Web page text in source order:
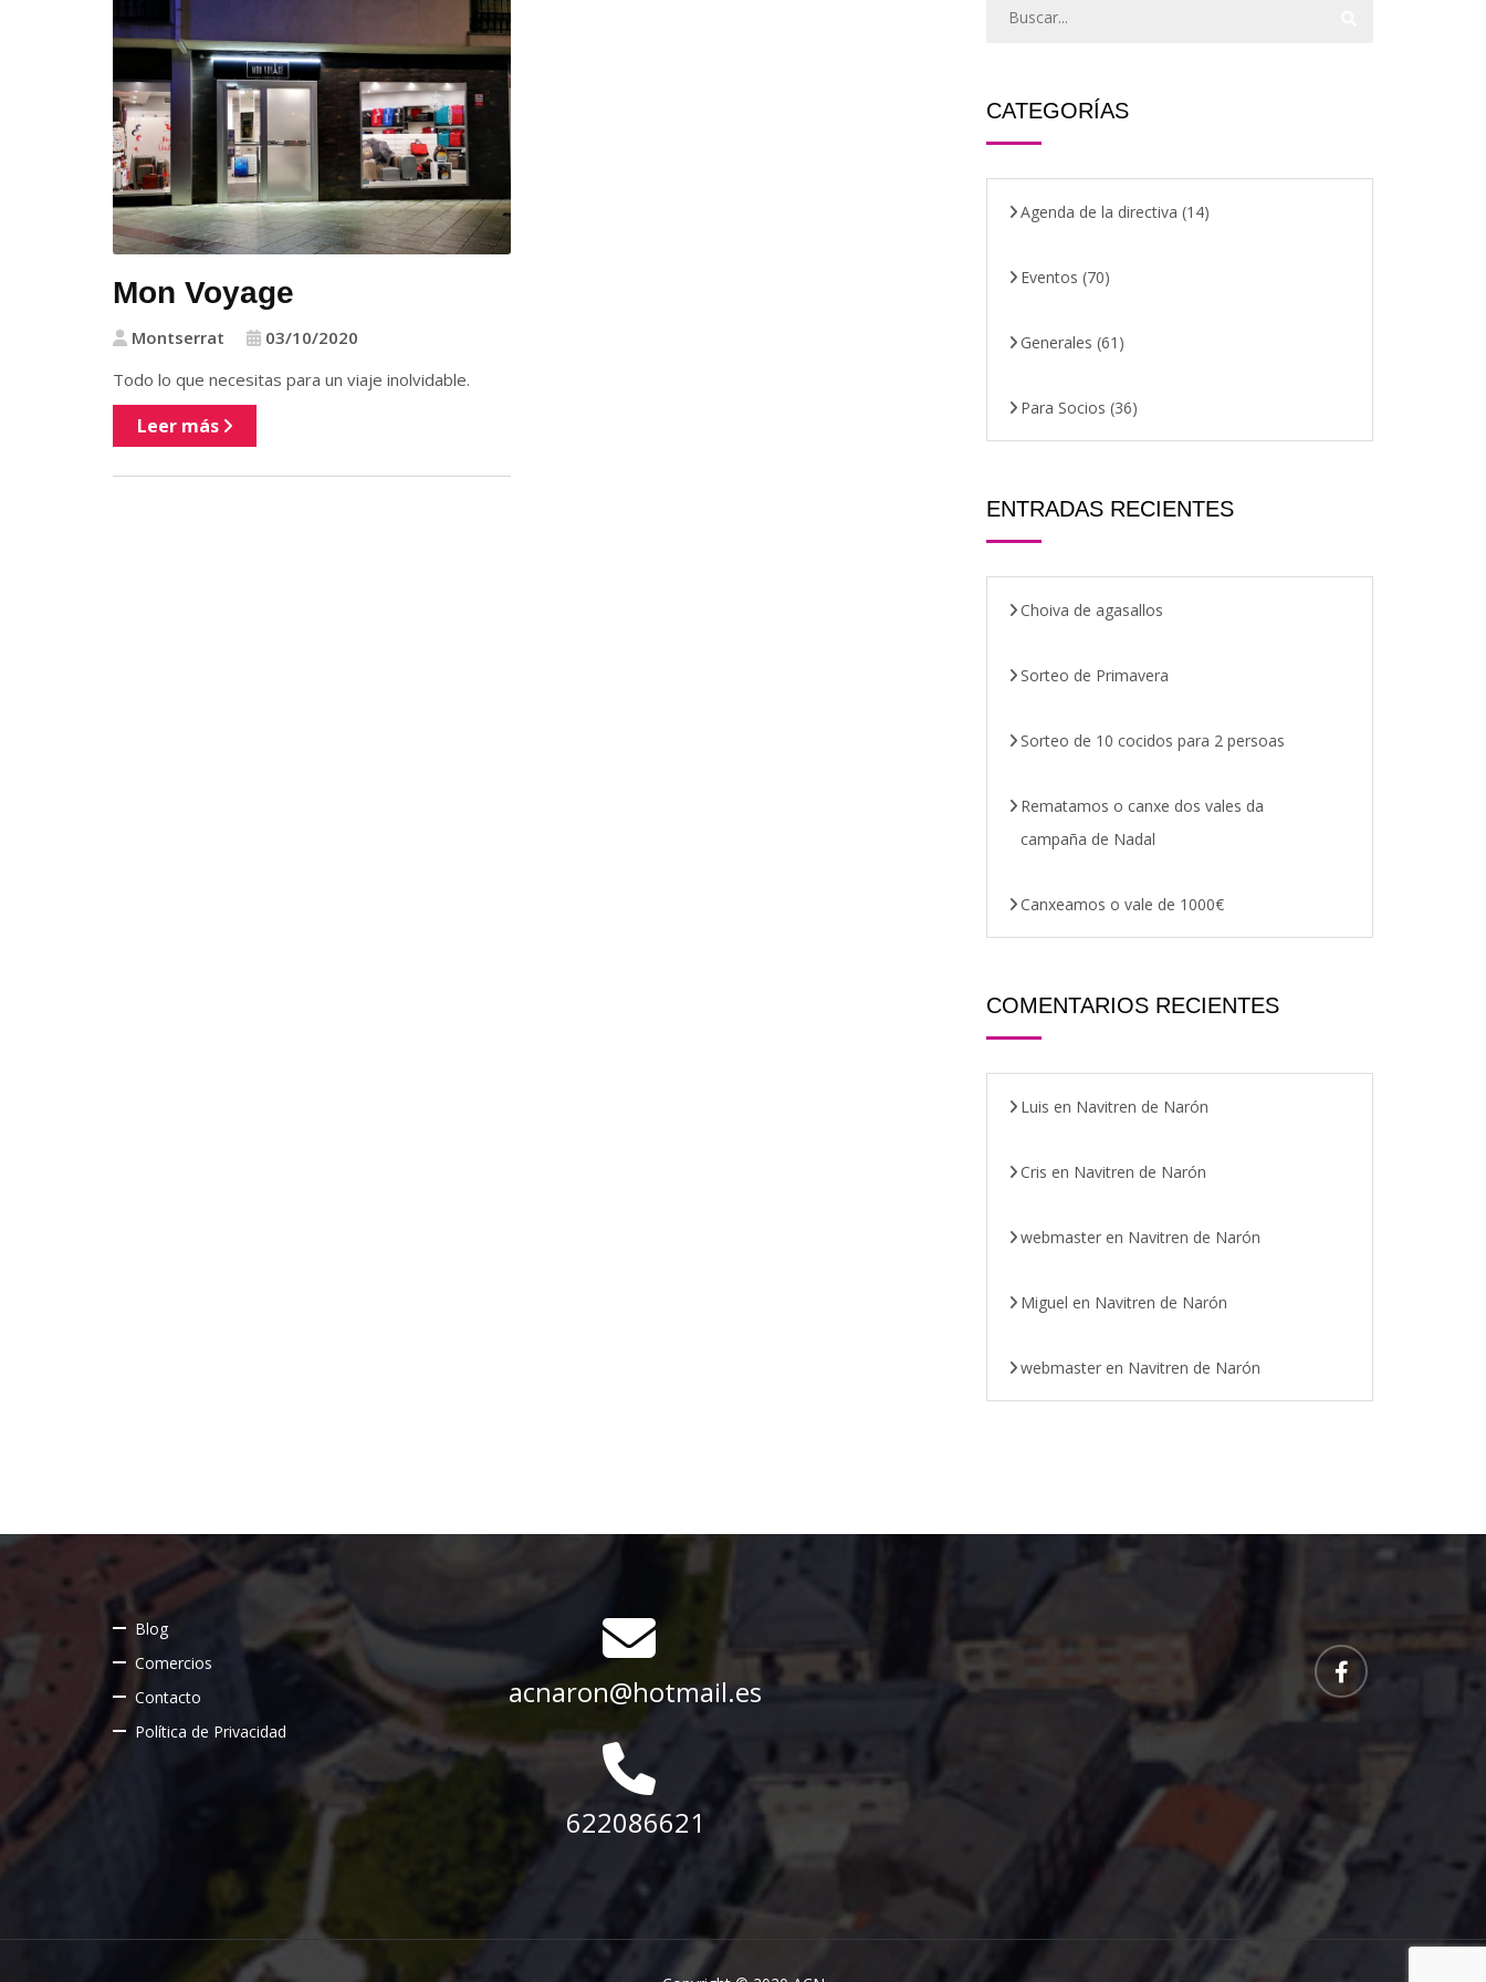
Mon Voyage
Montserrat
03/10/2020
Todo lo que necesitas para un viaje inolvidable.
Leer más
CATEGORÍAS
Agenda de la directiva (14)
Eventos (70)
Generales (61)
Para Socios (36)
ENTRADAS RECIENTES
Choiva de agasallos
Sorteo de Primavera
Sorteo de 10 cocidos para 2 persoas
Rematamos o canxe dos vales da
campaña de Nadal
Canxeamos o vale de 1000€
COMENTARIOS RECIENTES
Luis en Navitren de Narón
Cris en Navitren de Narón
webmaster en Navitren de Narón
Miguel en Navitren de Narón
webmaster en Navitren de Narón
Blog
Comercios
Contacto
Política de Privacidad
acnaron@hotmail.es
622086621